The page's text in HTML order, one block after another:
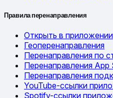
Правила перенаправления
Открыть в приложении
Геоперенаправления
Перенаправления по
Перенаправления App
Перенаправления
YouTube-ссылки
Spotify-ссылки